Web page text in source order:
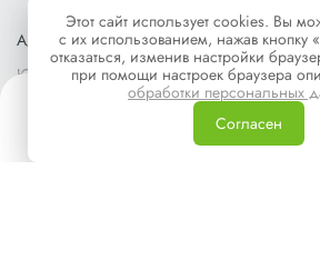
Адрес подразделения: г. Орел, ул.
Юридический адрес: г. Орел, ул.
Обособленное подразделение во
г. Мценск, ул. Ленина, д. 22а, пом.2, оф.4.
Этот сайт использует cookies. Вы
с их использованием, нажав кнопку
отказаться, изменив настройки
при помощи настроек браузера
обработки персональных
Согласен